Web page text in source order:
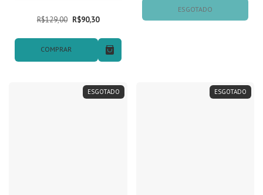
R$129,00 R$90,30
COMPRAR
ESGOTADO
ESGOTADO ESGOTADO